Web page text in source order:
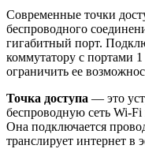
Современные точки
беспроводного
гигабитный порт.
коммутатору с портами
ограничить ее
Точка доступа — это
беспроводную сеть Wi-
Она подключается
транслирует интернет в